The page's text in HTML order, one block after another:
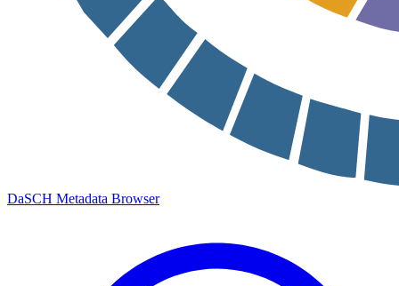
DaSCH Metadata Browser